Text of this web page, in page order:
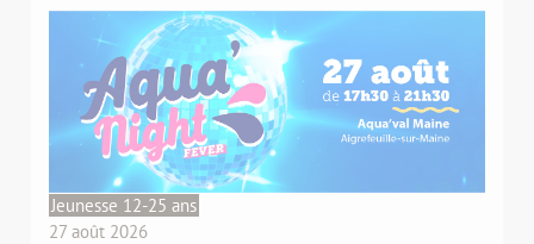
Jeunesse 12-25 ans
27 août 2026